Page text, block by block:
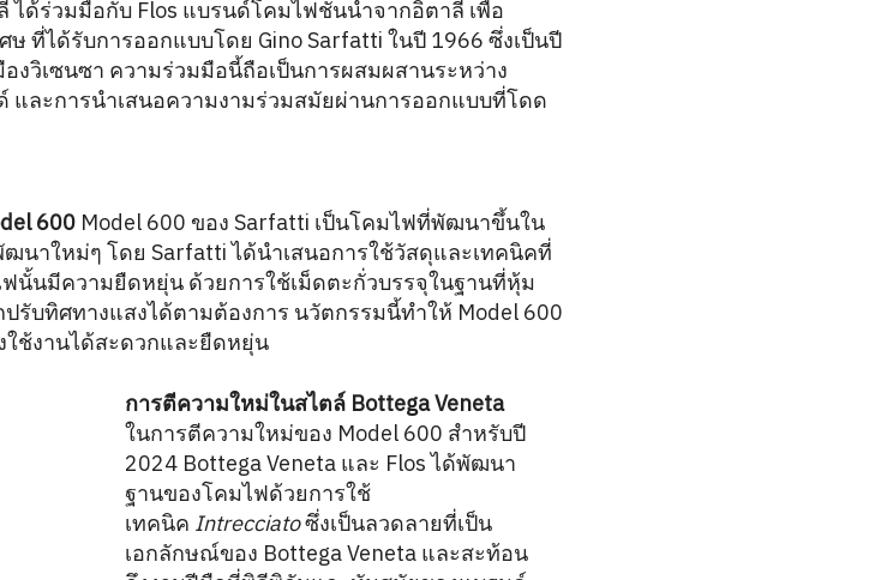
ด้ร่วมมือกับ Flos แบรนด์โคมไฟชั้นนำจากอิตาลี เพื่อ
ที่ได้รับการออกแบบโดย Gino Sarfatti ในปี 1966 ซึ่งเป็นปี
งวิเซนซา ความร่วมมือนี้ถือเป็นการผสมผสานระหว่าง
และการนำเสนอความงามร่วมสมัยผ่านการออกแบบที่โดด
600 Model 600 ของ Sarfatti เป็นโคมไฟที่พัฒนาขึ้นใน
าใหม่ๆ โดย Sarfatti ได้นำเสนอการใช้วัสดุและเทคนิคที่
นั้นมีความยืดหยุ่น ด้วยการใช้เม็ดตะกั่วบรรจุในฐานที่หุ้ม
รับทิศทางแสงได้ตามต้องการ นวัตกรรมนี้ทำให้ Model 600
ใช้งานได้สะดวกและยืดหยุ่น
การตีความใหม่ในสไตล์ Bottega Veneta
ในการตีความใหม่ของ Model 600 สำหรับปี
2024 Bottega Veneta และ Flos ได้พัฒนา
ฐานของโคมไฟด้วยการใช้
เทคนิค Intrecciatoซึ่งเป็นลวดลายที่เป็น
เอกลักษณ์ของ Bottega Veneta และสะท้อน